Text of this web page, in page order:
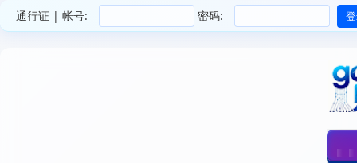
通行证 | 帐号: 密码: